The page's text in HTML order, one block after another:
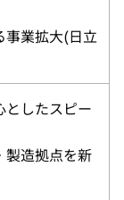
事業拡大(日立
としたスピー
製造拠点を新